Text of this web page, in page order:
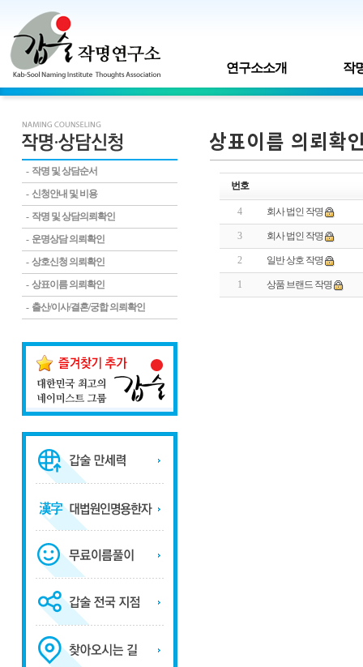
연구소소개 작
- 작명 및 상담순서
- 신청안내 및 비용
- 작명 및 상담의뢰확인
- 운명상담 의뢰확인
- 상호신청 의뢰확인
- 상표이름 의뢰확인
- 출산/이사/결혼/궁합 의뢰확인
번호
4 회사 법인 작명
3 회사 법인 작명
2 일반 상호 작명
1 상품 브랜드 작명